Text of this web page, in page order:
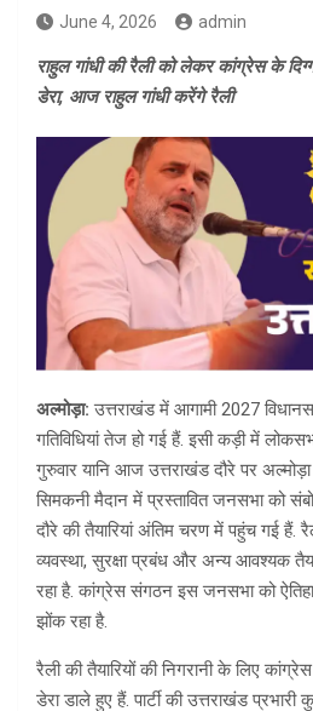
June 4, 2026 admin
राहुल गांधी की रैली को लेकर कांग्रेस के
डेरा, आज राहुल गांधी करेंगे रैली
अल्मोड़ा: उत्तराखंड में आगामी 2027
गतिविधियां तेज हो गई हैं. इसी कड़ी में
गुरुवार यानि आज उत्तराखंड दौरे पर
सिमकनी मैदान में प्रस्तावित जनसभा को
दौरे की तैयारियां अंतिम चरण में पहुंच गई हैं.
व्यवस्था, सुरक्षा प्रबंध और अन्य आवश्यक
रहा है. कांग्रेस संगठन इस जनसभा को
झोंक रहा है.
रैली की तैयारियों की निगरानी के लिए
डेरा डाले हुए हैं. पार्टी की उत्तराखंड